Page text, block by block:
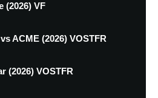
(2026) VF
ACME (2026) VOSTFR
(2026) VOSTFR